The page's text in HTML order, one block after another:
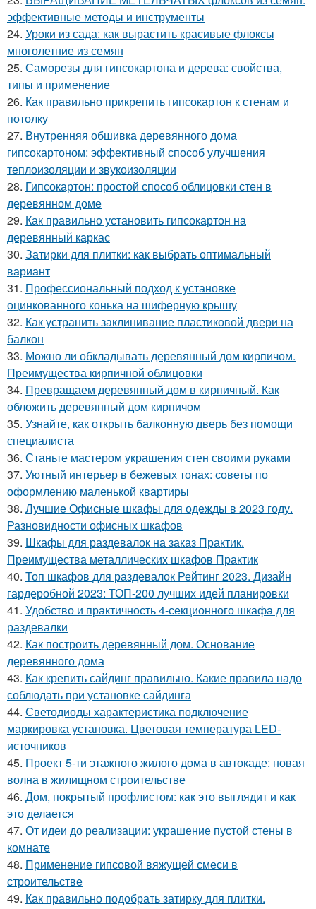
эффективные методы и инструменты
24. Уроки из сада: как вырастить красивые флоксы
многолетние из семян
25. Саморезы для гипсокартона и дерева: свойства,
типы и применение
26. Как правильно прикрепить гипсокартон к стенам и
потолку
27. Внутренняя обшивка деревянного дома
гипсокартоном: эффективный способ улучшения
теплоизоляции и звукоизоляции
28. Гипсокартон: простой способ облицовки стен в
деревянном доме
29. Как правильно установить гипсокартон на
деревянный каркас
30. Затирки для плитки: как выбрать оптимальный
вариант
31. Профессиональный подход к установке
оцинкованного конька на шиферную крышу
32. Как устранить заклинивание пластиковой двери на
балкон
33. Можно ли обкладывать деревянный дом кирпичом.
Преимущества кирпичной облицовки
34. Превращаем деревянный дом в кирпичный. Как
обложить деревянный дом кирпичом
35. Узнайте, как открыть балконную дверь без помощи
специалиста
36. Станьте мастером украшения стен своими руками
37. Уютный интерьер в бежевых тонах: советы по
оформлению маленькой квартиры
38. Лучшие Офисные шкафы для одежды в 2023 году.
Разновидности офисных шкафов
39. Шкафы для раздевалок на заказ Практик.
Преимущества металлических шкафов Практик
40. Топ шкафов для раздевалок Рейтинг 2023. Дизайн
гардеробной 2023: ТОП-200 лучших идей планировки
41. Удобство и практичность 4-секционного шкафа для
раздевалки
42. Как построить деревянный дом. Основание
деревянного дома
43. Как крепить сайдинг правильно. Какие правила надо
соблюдать при установке сайдинга
44. Светодиоды характеристика подключение
маркировка установка. Цветовая температура LED-
источников
45. Проект 5-ти этажного жилого дома в автокаде: новая
волна в жилищном строительстве
46. Дом, покрытый профлистом: как это выглядит и как
это делается
47. От идеи до реализации: украшение пустой стены в
комнате
48. Применение гипсовой вяжущей смеси в
строительстве
49. Как правильно подобрать затирку для плитки.